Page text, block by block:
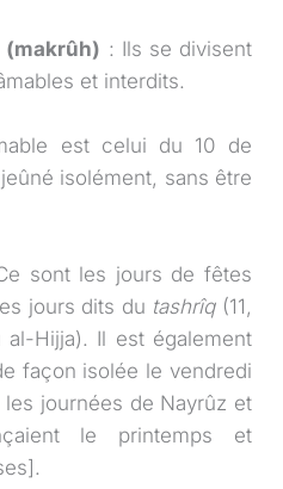
(makrûh) : Ils se divisent
et interdits.
est celui du 10 de
isolément, sans être
sont les jours de fêtes
jours dits du tashrîq(11,
Hijja). Il est également
façon isolée le vendredi
journées de Nayrûz et
le printemps et